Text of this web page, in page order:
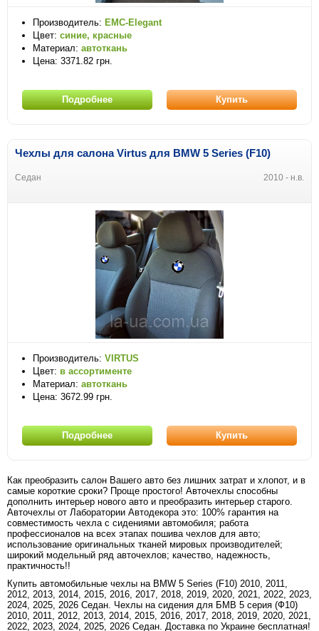
Производитель: EMC-Elegant
Цвет: синие, красные
Материал: автоткань
Цена: 3371.82 грн.
Подробнее Купить
Чехлы для салона Virtus для BMW 5 Series (F10)
Седан 2010 - н.в.
Производитель: VIRTUS
Цвет: в ассортименте
Материал: автоткань
Цена: 3672.99 грн.
Подробнее Купить
Как преобразить салон Вашего авто без лишних затрат и хлопот, и в
самые короткие сроки? Проще простого! Авточехлы способны
дополнить интерьер нового авто и преобразить интерьер старого.
Авточехлы от Лаборатории Автодекора это: 100% гарантия на
совместимость чехла с сидениями автомобиля; работа
профессионалов на всех этапах пошива чехлов для авто;
использование оригинальных тканей мировых производителей;
широкий модельный ряд авточехлов; качество, надежность,
практичность!!
Купить автомобильные чехлы на BMW 5 Series (F10) 2010, 2011,
2012, 2013, 2014, 2015, 2016, 2017, 2018, 2019, 2020, 2021, 2022, 2023,
2024, 2025, 2026 Седан. Чехлы на сидения для БМВ 5 серия (Ф10)
2010, 2011, 2012, 2013, 2014, 2015, 2016, 2017, 2018, 2019, 2020, 2021,
2022, 2023, 2024, 2025, 2026 Седан. Доставка по Украине бесплатная!